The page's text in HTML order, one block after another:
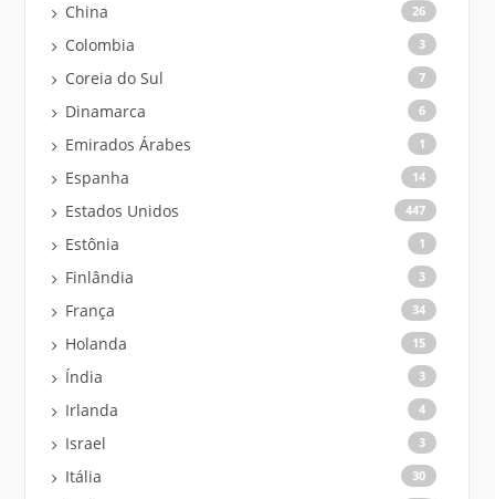
China 26
Colombia 3
Coreia do Sul 7
Dinamarca 6
Emirados Árabes 1
Espanha 14
Estados Unidos 447
Estônia 1
Finlândia 3
França 34
Holanda 15
Índia 3
Irlanda 4
Israel 3
Itália 30